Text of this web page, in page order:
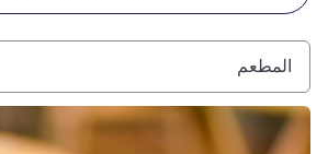
المطعم
راجع التفاصيل